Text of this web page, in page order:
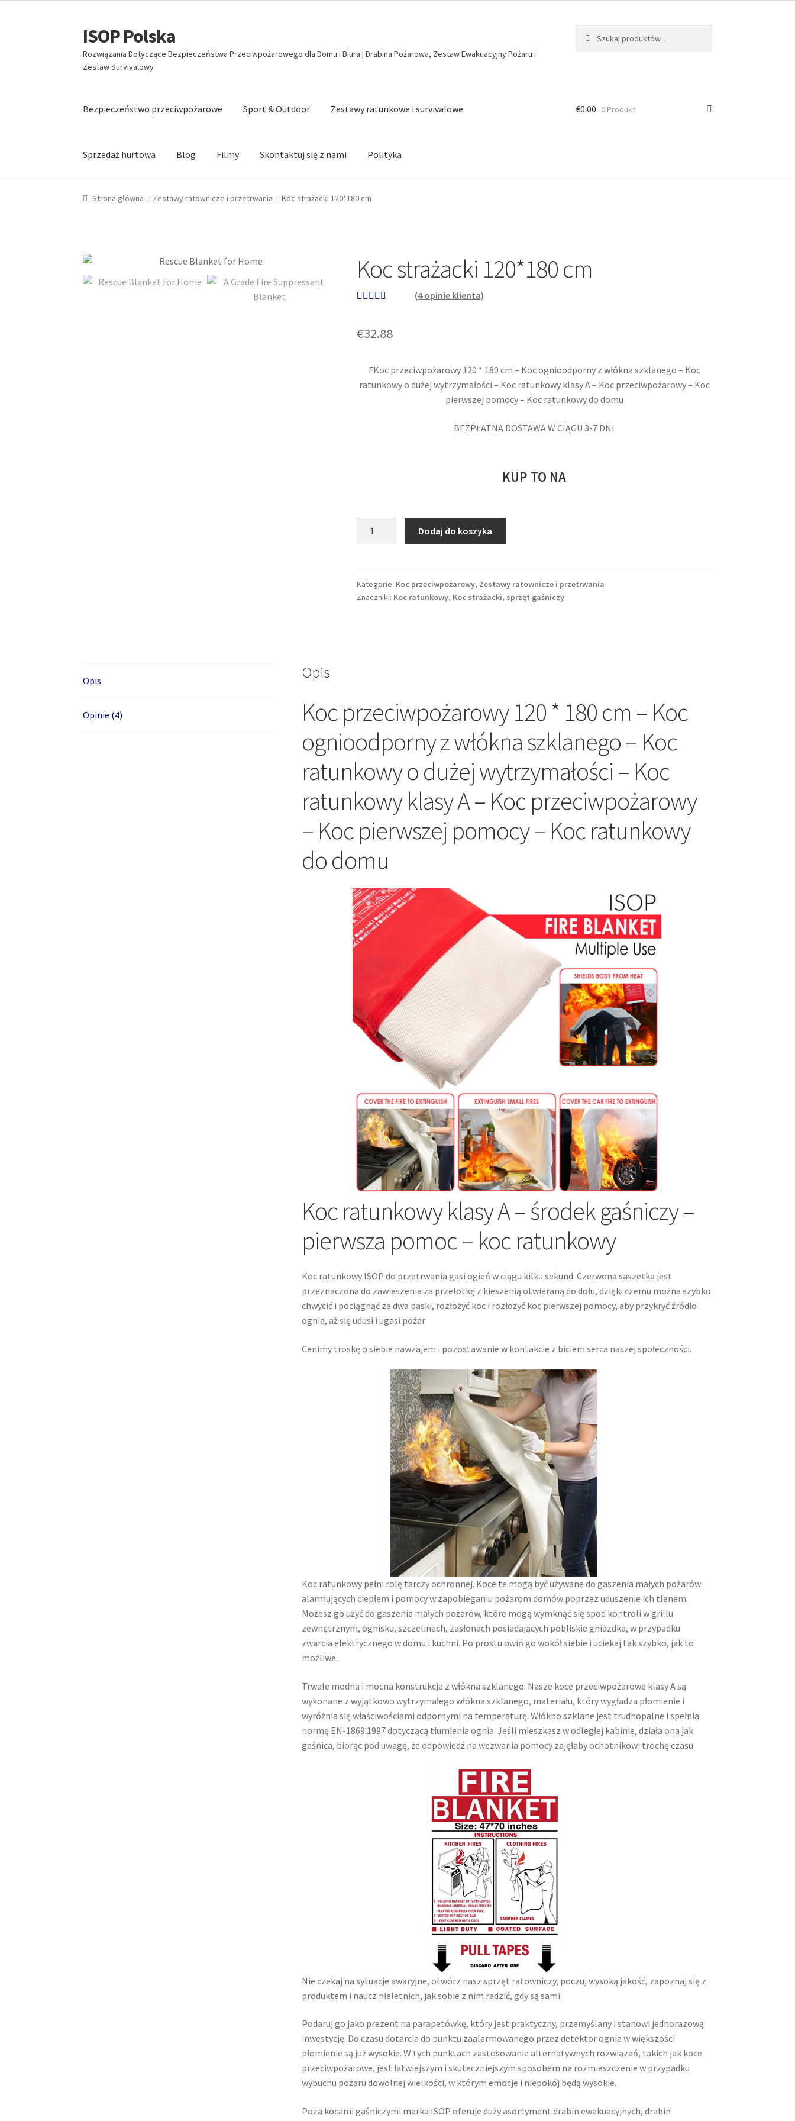
Przejdź
do
nawigacji
Przejdź
do
treści
ISOP Polska
Rozwiązania Dotyczące Bezpieczeństwa Przeciwpożarowego dla Domu i Biura | Drabina Pożarowa, Zestaw Ewakuacyjny Pożaru i
Zestaw Survivalowy
Bezpieczeństwo przeciwpożarowe Sport & Outdoor Zestawy ratunkowe i survivalowe
Sprzedaż hurtowa Blog Filmy Skontaktuj się z nami Polityka
€0.00 0 Produkt
Strona główna Zestawy ratownicze i przetrwania Koc strażacki 120*180 cm
Koc strażacki 120*180 cm
podstawie
klientów
(4opinie klienta)
€32.88
FKoc przeciwpożarowy 120 * 180 cm – Koc ognioodporny z włókna szklanego – Koc
ratunkowy o dużej wytrzymałości – Koc ratunkowy klasy A – Koc przeciwpożarowy – Koc
pierwszej pomocy – Koc ratunkowy do domu
BEZPŁATNA DOSTAWA W CIĄGU 3-7 DNI
KUP TO NA
cm
Dodaj do koszyka
Kategorie: Koc przeciwpożarowy, Zestawy ratownicze i przetrwania
Znaczniki: Koc ratunkowy, Koc strażacki, sprzęt gaśniczy
Opis
Opinie (4)
Opis
Koc przeciwpożarowy 120 * 180 cm – Koc
ognioodporny z włókna szklanego – Koc
ratunkowy o dużej wytrzymałości – Koc
ratunkowy klasy A – Koc przeciwpożarowy
– Koc pierwszej pomocy – Koc ratunkowy
do domu
Koc ratunkowy klasy A – środek gaśniczy –
pierwsza pomoc – koc ratunkowy
Koc ratunkowy ISOP do przetrwania gasi ogień w ciągu kilku sekund. Czerwona saszetka jest
przeznaczona do zawieszenia za przelotkę z kieszenią otwieraną do dołu, dzięki czemu można szybko
chwycić i pociągnąć za dwa paski, rozłożyć koc i rozłożyć koc pierwszej pomocy, aby przykryć źródło
ognia, aż się udusi i ugasi pożar
Cenimy troskę o siebie nawzajem i pozostawanie w kontakcie z biciem serca naszej społeczności.
Koc ratunkowy pełni rolę tarczy ochronnej. Koce te mogą być używane do gaszenia małych pożarów
alarmujących ciepłem i pomocy w zapobieganiu pożarom domów poprzez uduszenie ich tlenem.
Możesz go użyć do gaszenia małych pożarów, które mogą wymknąć się spod kontroli w grillu
zewnętrznym, ognisku, szczelinach, zasłonach posiadających pobliskie gniazdka, w przypadku
zwarcia elektrycznego w domu i kuchni. Po prostu owiń go wokół siebie i uciekaj tak szybko, jak to
możliwe.
Trwale modna i mocna konstrukcja z włókna szklanego. Nasze koce przeciwpożarowe klasy A są
wykonane z wyjątkowo wytrzymałego włókna szklanego, materiału, który wygładza płomienie i
wyróżnia się właściwościami odpornymi na temperaturę. Włókno szklane jest trudnopalne i spełnia
normę EN-1869:1997 dotyczącą tłumienia ognia. Jeśli mieszkasz w odległej kabinie, działa ona jak
gaśnica, biorąc pod uwagę, że odpowiedź na wezwania pomocy zajęłaby ochotnikowi trochę czasu.
Nie czekaj na sytuacje awaryjne, otwórz nasz sprzęt ratowniczy, poczuj wysoką jakość, zapoznaj się z
produktem i naucz nieletnich, jak sobie z nim radzić, gdy są sami.
Podaruj go jako prezent na parapetówkę, który jest praktyczny, przemyślany i stanowi jednorazową
inwestycję. Do czasu dotarcia do punktu zaalarmowanego przez detektor ognia w większości
płomienie są już wysokie. W tych punktach zastosowanie alternatywnych rozwiązań, takich jak koce
przeciwpożarowe, jest łatwiejszym i skuteczniejszym sposobem na rozmieszczenie w przypadku
wybuchu pożaru dowolnej wielkości, w którym emocje i niepokój będą wysokie.
Poza kocami gaśniczymi marka ISOP oferuje duży asortyment drabin ewakuacyjnych, drabin